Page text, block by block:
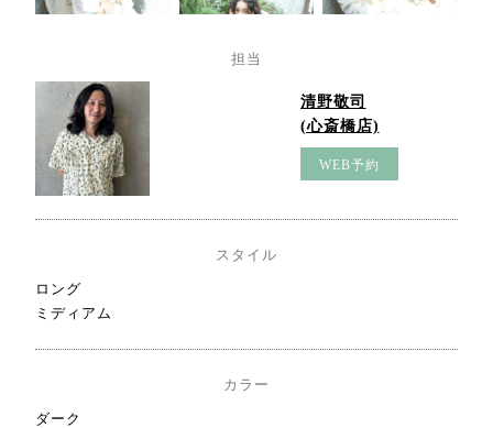
担当
清野敬司
(心斎橋店)
WEB予約
スタイル
ロング
ミディアム
カラー
ダーク